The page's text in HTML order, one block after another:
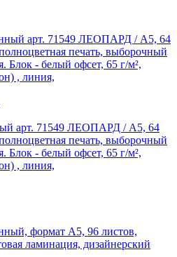
арт. 71549 ЛЕОПАРД / А5, 64
печать, выборочный
Блок - белый офсет, 65 г/м²,
, линия,